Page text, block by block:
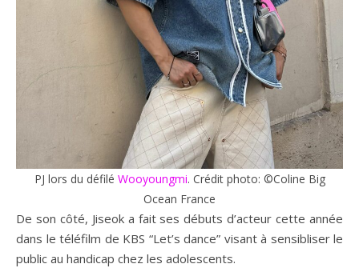
PJ lors du défilé Wooyoungmi. Crédit photo: ©Coline Big
Ocean France
De son côté, Jiseok a fait ses débuts d’acteur cette année
dans le téléfilm de KBS “Let’s dance” visant à sensibliser le
public au handicap chez les adolescents.